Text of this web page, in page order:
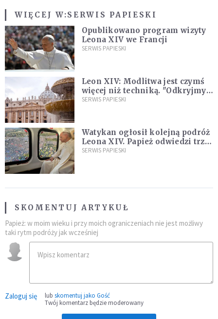
WIĘCEJ W:SERWIS PAPIESKI
Opublikowano program wizyty
Leona XIV we Francji
SERWIS PAPIESKI
Leon XIV: Modlitwa jest czymś
więcej niż techniką. "Odkryjmy
ją na nowo"
SERWIS PAPIESKI
Watykan ogłosił kolejną podróż
Leona XIV. Papież odwiedzi trzy
kraje Ameryki Południowej
SERWIS PAPIESKI
SKOMENTUJ ARTYKUŁ
Papież: w moim wieku i przy moich ograniczeniach nie jest możliwy
taki rytm podróży jak wcześniej
Zaloguj się lub skomentuj jako Gość
Twój komentarz będzie moderowany